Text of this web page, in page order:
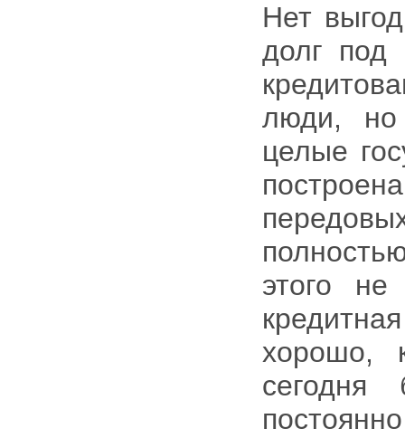
Нет
долг под
люди,
целые
этого
хорошо,
сегодня